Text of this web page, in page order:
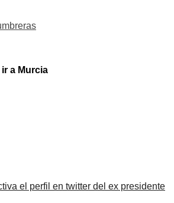
a Murcia
el perfil en twitter del ex presidente